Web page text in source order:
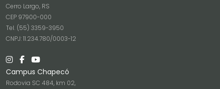
Cerro Largo, RS
CEP 97900-000
Tel. (55) 3359-3950
CNPJ: 11.234.780/0003-12
Campus Chapecó
Rodovia SC 484, km 02,